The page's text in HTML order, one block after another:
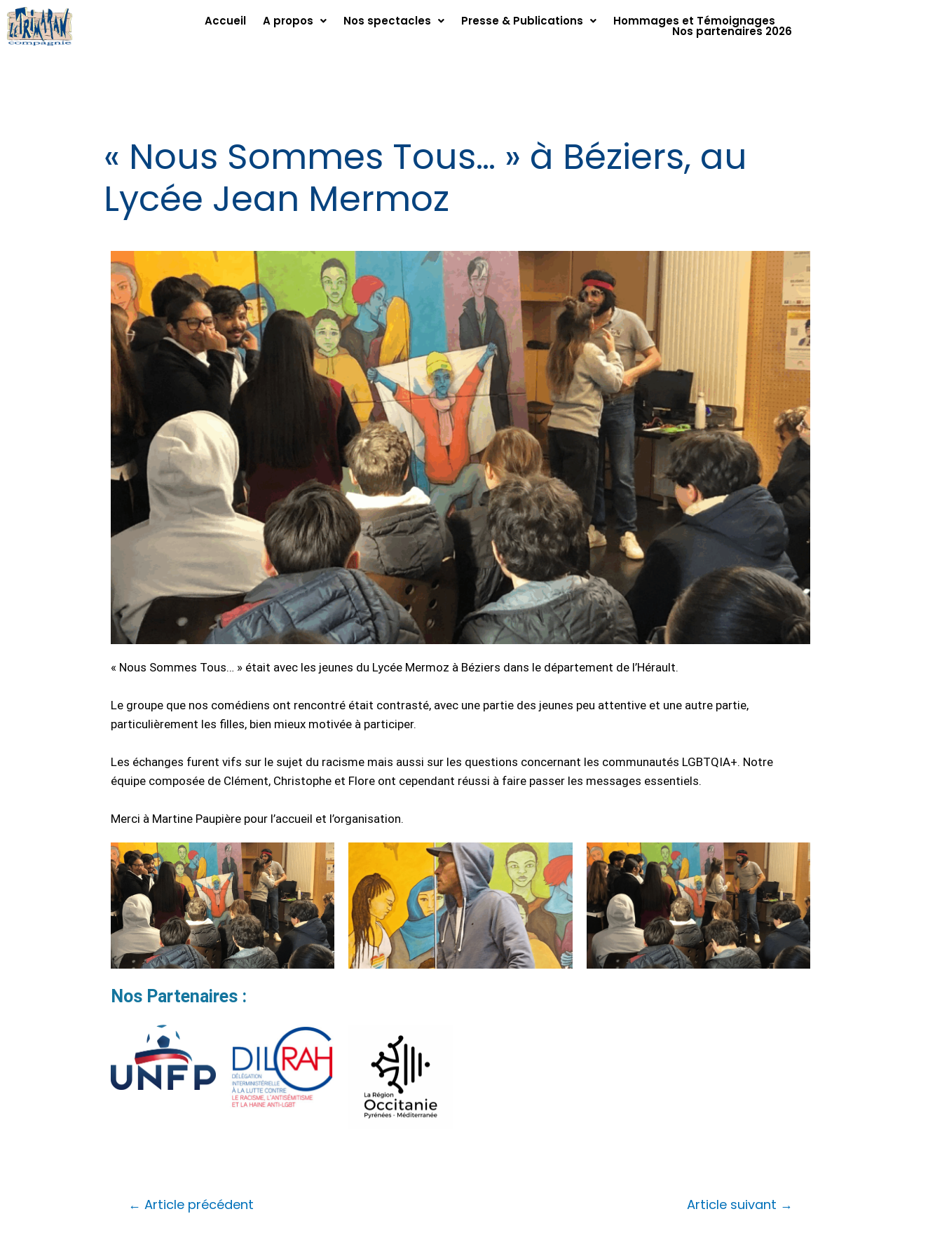
Accueil A propos Nos spectacles Presse & Publications Hommages et Témoignages
Nos partenaires 2026
« Nous Sommes Tous… » à Béziers, au
Lycée Jean Mermoz
« Nous Sommes Tous… » était avec les jeunes du Lycée Mermoz à Béziers dans le département de l’Hérault.
Le groupe que nos comédiens ont rencontré était contrasté, avec une partie des jeunes peu attentive et une autre partie,
particulièrement les filles, bien mieux motivée à participer.
Les échanges furent vifs sur le sujet du racisme mais aussi sur les questions concernant les communautés LGBTQIA+. Notre
équipe composée de Clément, Christophe et Flore ont cependant réussi à faire passer les messages essentiels.
Merci à Martine Paupière pour l’accueil et l’organisation.
Nos Partenaires :
← Article précédent Article suivant →